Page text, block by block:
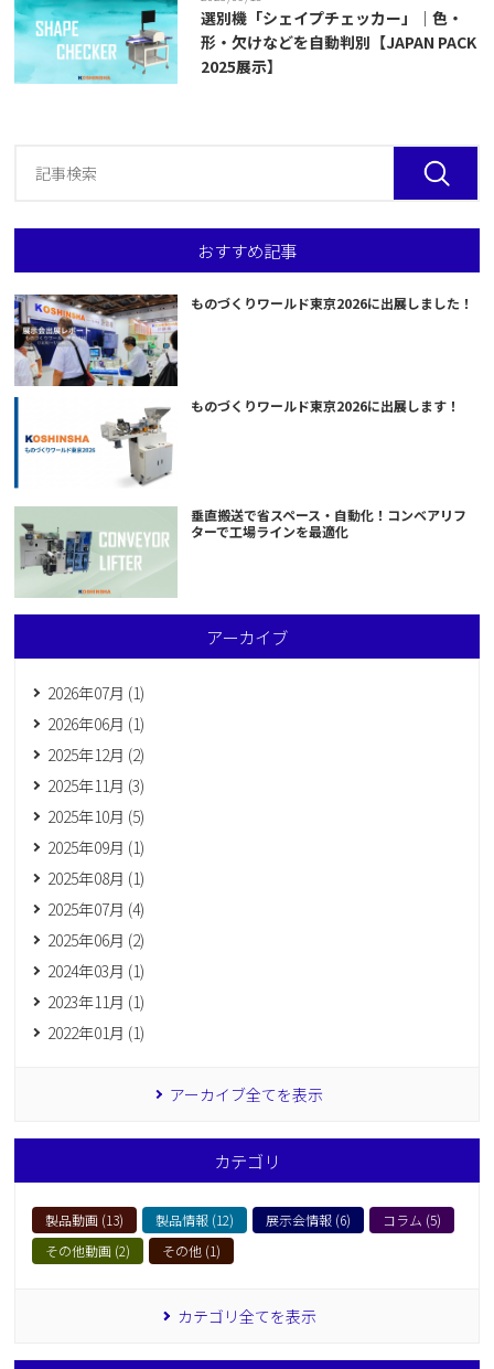
選別機「シェイプチェッカー」｜色・
形・欠けなどを自動判別【JAPAN PACK
2025展示】
おすすめ記事
ものづくりワールド東京2026に出展しました！
ものづくりワールド東京2026に出展します！
垂直搬送で省スペース・自動化！コンベアリフ
ターで工場ラインを最適化
アーカイブ
2026年07月 (1)
2026年06月 (1)
2025年12月 (2)
2025年11月 (3)
2025年10月 (5)
2025年09月 (1)
2025年08月 (1)
2025年07月 (4)
2025年06月 (2)
2024年03月 (1)
2023年11月 (1)
2022年01月 (1)
アーカイブ全てを表示
カテゴリ
製品動画 (13) 製品情報 (12) 展示会情報 (6)
コラム (5)
その他動画 (2)
その他 (1)
カテゴリ全てを表示